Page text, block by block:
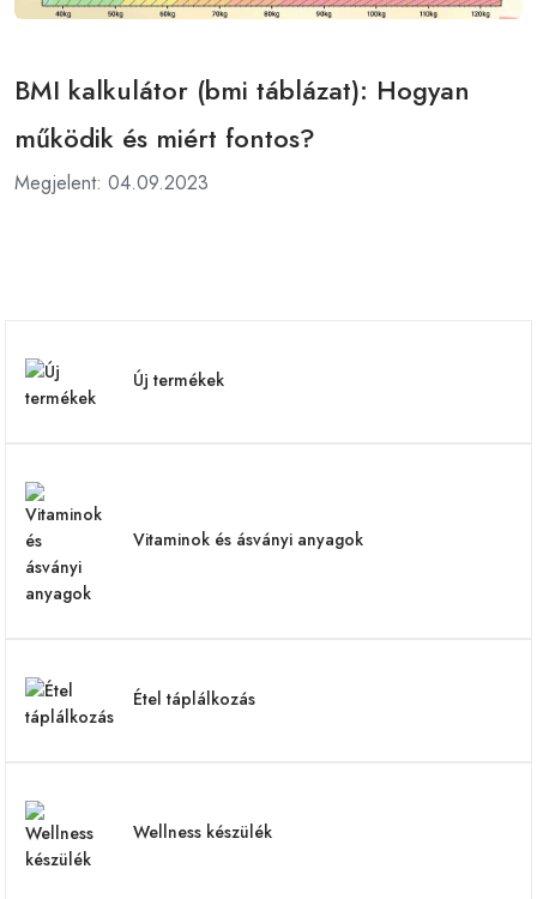
BMI kalkulátor (bmi táblázat): Hogyan
működik és miért fontos?
Megjelent: 04.09.2023
Új termékek
Vitaminok és ásványi anyagok
Étel táplálkozás
Wellness készülék